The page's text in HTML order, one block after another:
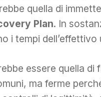
quella di
Plan. In
i tempi dell’effettivo
essere quella
ma ferme